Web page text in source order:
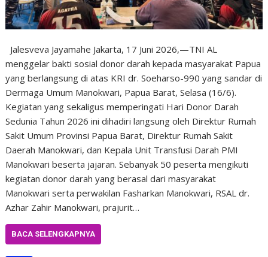
Jalesveva Jayamahe Jakarta, 17 Juni 2026,—TNI AL
menggelar bakti sosial donor darah kepada masyarakat Papua
yang berlangsung di atas KRI dr. Soeharso-990 yang sandar di
Dermaga Umum Manokwari, Papua Barat, Selasa (16/6).
Kegiatan yang sekaligus memperingati Hari Donor Darah
Sedunia Tahun 2026 ini dihadiri langsung oleh Direktur Rumah
Sakit Umum Provinsi Papua Barat, Direktur Rumah Sakit
Daerah Manokwari, dan Kepala Unit Transfusi Darah PMI
Manokwari beserta jajaran. Sebanyak 50 peserta mengikuti
kegiatan donor darah yang berasal dari masyarakat
Manokwari serta perwakilan Fasharkan Manokwari, RSAL dr.
Azhar Zahir Manokwari, prajurit…
BACA SELENGKAPNYA